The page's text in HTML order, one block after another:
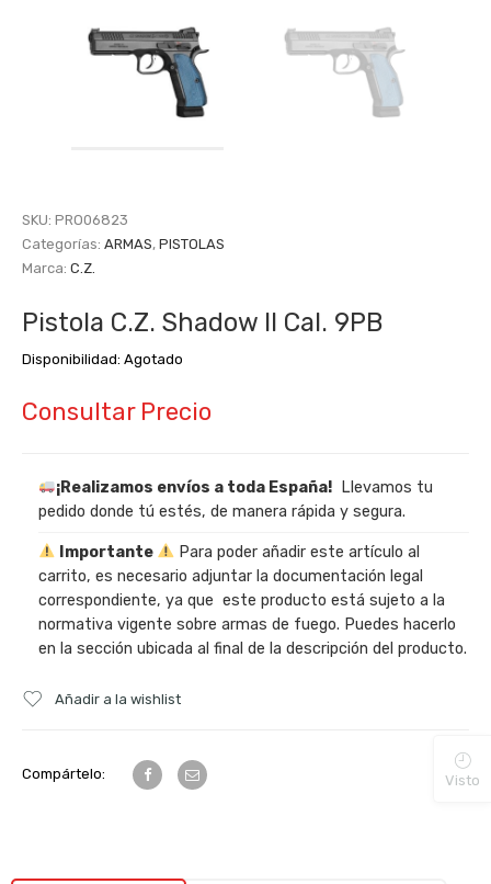
SKU: PRO06823
Categorías: ARMAS, PISTOLAS
Marca: C.Z.
Pistola C.Z. Shadow II Cal. 9PB
Disponibilidad: Agotado
Consultar Precio
¡Realizamos envíos a toda España! Llevamos tu
pedido donde tú estés, de manera rápida y segura.
Importante
Para poder añadir este artículo al
carrito, es necesario adjuntar la documentación legal
correspondiente, ya que este producto está sujeto a la
normativa vigente sobre armas de fuego. Puedes hacerlo
en la sección ubicada al final de la descripción del producto.
Añadir a la wishlist
Compártelo: Visto